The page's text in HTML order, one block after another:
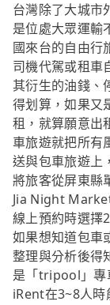
台灣除了大城市
是位處大眾運輸
國來台的自由行
司機代駕或租車
其衍生的油錢、
得划算，如果又
租，就算願意出
車旅遊就把所有
送與包車旅遊上
將旅客從屏東縣
Jia Night
線上預約時選擇
如果想知道包車
整理與分析後得
是「tripool」專
iRent在3~8人時